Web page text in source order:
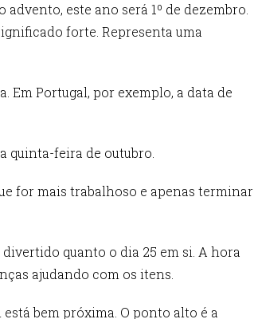
este ano será 1º de dezembro.
forte. Representa uma
Em Portugal, por exemplo, a data de
quinta-feira de outubro.
for mais trabalhoso e apenas terminar
quanto o dia 25 em si. A hora
ajudando com os itens.
bem próxima. O ponto alto é a